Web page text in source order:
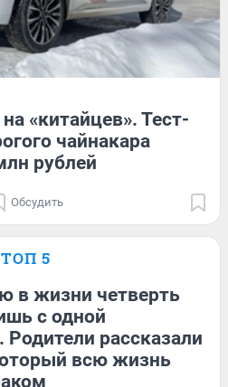
«китайцев». Тест-
чайнакара
рублей
Обсудить
ТОП 5
в жизни четверть
с одной
Родители рассказали
всю жизнь